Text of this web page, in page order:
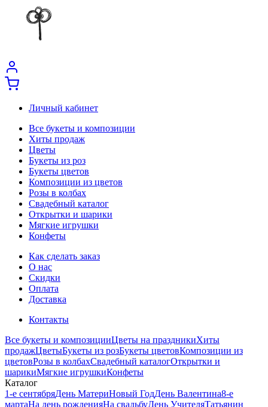
Личный кабинет
Все букеты и композиции
Хиты продаж
Цветы
Букеты из роз
Букеты цветов
Композиции из цветов
Розы в колбах
Свадебный каталог
Открытки и шарики
Мягкие игрушки
Конфеты
Как сделать заказ
О нас
Скидки
Оплата
Доставка
Контакты
Все букеты и композицииЦветы на праздникиХиты
продажЦветыБукеты из розБукеты цветовКомпозиции из
цветовРозы в колбахСвадебный каталогОткрытки и
шарикиМягкие игрушкиКонфеты
Каталог
1-е сентябряДень МатериНовый ГодДень Валентина8-е
мартаНа день рожденияНа свадьбуДень УчителяТатьянин